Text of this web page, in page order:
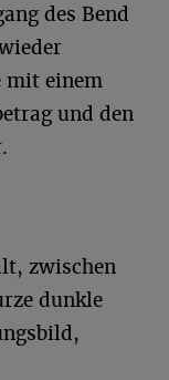
des Bend
mit einem
und den
zwischen
dunkle